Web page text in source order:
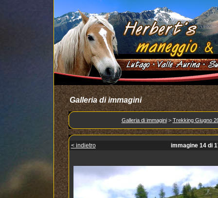
Galleria di immagini
Galleria di immagini> Trekking Giugno
< indietro immagine 14 di